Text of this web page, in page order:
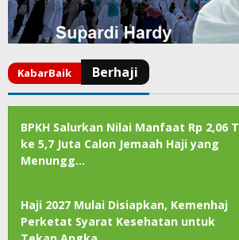
BPKH Salurkan Nilai Manfaat Rp 2,06 T
ke 5,7 Juta Calon Jemaah Haji yang
Menungg…
Haji 2027 Mulai Disiapkan, Kemenhaj
Perketat Syarat Kesehatan untuk